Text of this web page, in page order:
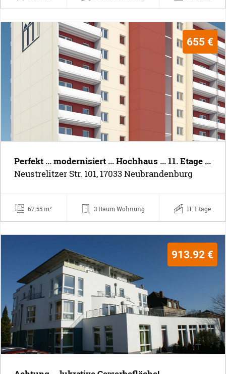
655 €
Perfekt ... modernisiert ... Hochhaus ... 11. Etage ...
Neustrelitzer Str. 101, 17033 Neubrandenburg
67.55 m² 3 Raum Wohnung 11. Etage
913.92 €